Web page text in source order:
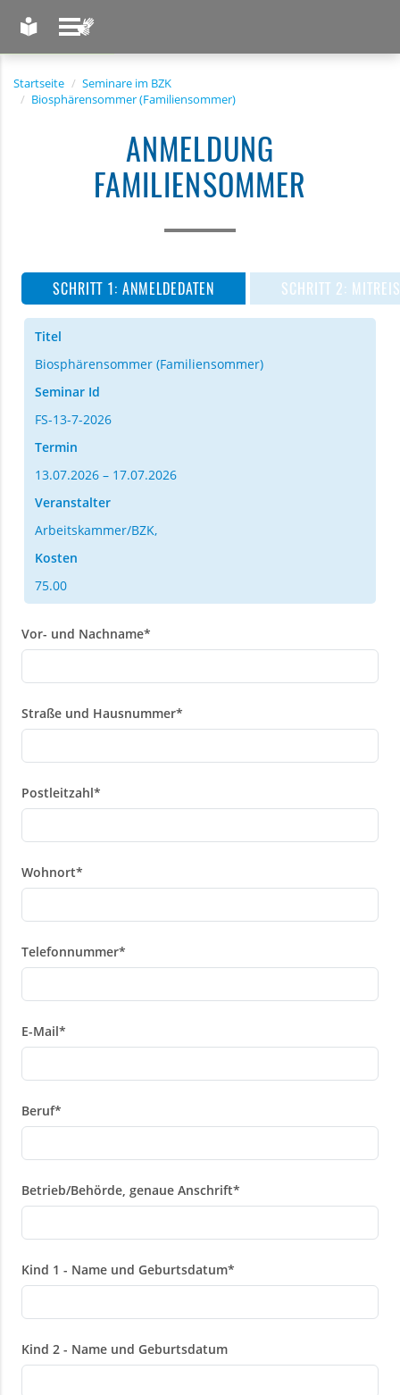
Startseite
Seminare im BZK
Biosphärensommer (Familiensommer)
ANMELDUNG
FAMILIENSOMMER
ANMELDEDATEN
Titel
Biosphärensommer (Familiensommer)
Seminar Id
FS-13-7-2026
Termin
13.07.2026 – 17.07.2026
Veranstalter
Arbeitskammer/BZK,
Kosten
75.00
Vor- und Nachname*
Straße und Hausnummer*
Postleitzahl*
Wohnort*
Telefonnummer*
E-Mail*
Beruf*
Betrieb/Behörde, genaue Anschrift*
Kind 1 - Name und Geburtsdatum*
Kind 2 - Name und Geburtsdatum